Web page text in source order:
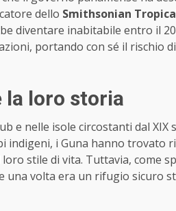
dello Smithsonian
diventare inabitabile entro il
portando con sé il rischio
la loro storia
e nelle isole circostanti dal
indigeni, i Guna hanno trovato
stile di vita. Tuttavia, come
una volta era un rifugio sicuro